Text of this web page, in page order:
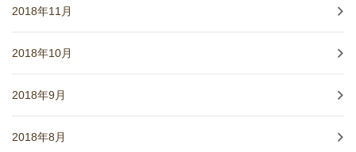
2018年11月
2018年10月
2018年9月
2018年8月